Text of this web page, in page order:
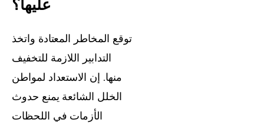
عليها؟
توقع المخاطر المعتادة واتخذ
التدابير اللازمة للتخفيف
منها. إن الاستعداد لمواطن
الخلل الشائعة يمنع حدوث
الأزمات في اللحظات